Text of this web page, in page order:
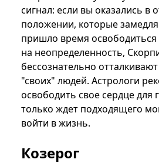
сигнал: если вы оказались в
положении, которые
пришло время освободиться
на неопределенность,
бессознательно
"своих" людей. Астрологи
освободить свое сердце для
только ждет подходящего
войти в жизнь.
Козерог